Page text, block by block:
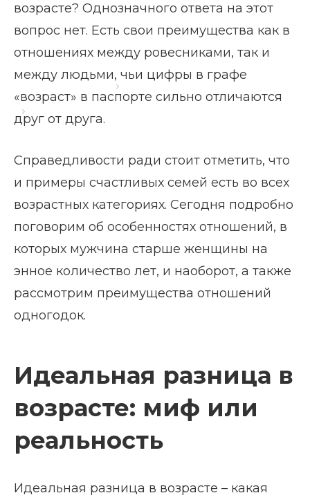
возрасте? Однозначного ответа на этот
вопрос нет. Есть свои преимущества как в
отношениях между ровесниками, так и
между людьми, чьи цифры в графе
«возраст» в паспорте сильно отличаются
друг от друга.
Справедливости ради стоит отметить, что
и примеры счастливых семей есть во всех
возрастных категориях. Сегодня подробно
поговорим об особенностях отношений, в
которых мужчина старше женщины на
энное количество лет, и наоборот, а также
рассмотрим преимущества отношений
одногодок.
Идеальная разница в
возрасте: миф или
реальность
Идеальная разница в возрасте – какая